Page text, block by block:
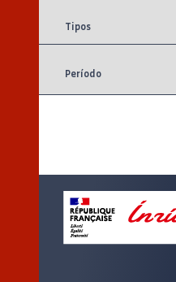
Tipos
Período